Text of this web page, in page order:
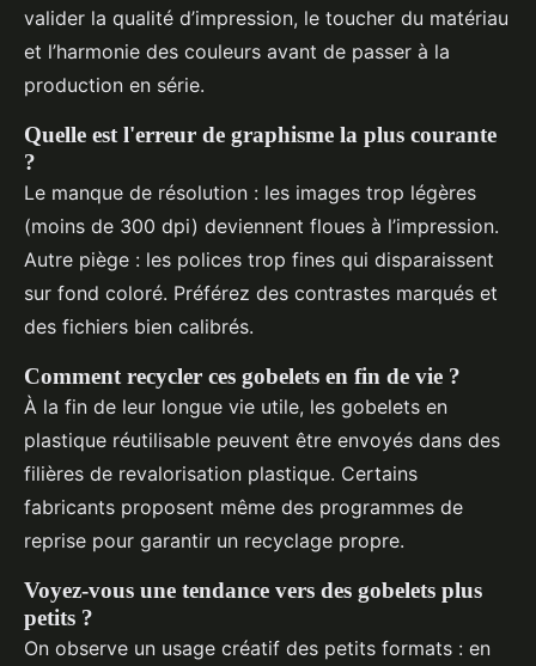
valider la qualité d’impression, le toucher du matériau
et l’harmonie des couleurs avant de passer à la
production en série.
Quelle est l'erreur de graphisme la plus courante
?
Le manque de résolution : les images trop légères
(moins de 300 dpi) deviennent floues à l’impression.
Autre piège : les polices trop fines qui disparaissent
sur fond coloré. Préférez des contrastes marqués et
des fichiers bien calibrés.
Comment recycler ces gobelets en fin de vie ?
À la fin de leur longue vie utile, les gobelets en
plastique réutilisable peuvent être envoyés dans des
filières de revalorisation plastique. Certains
fabricants proposent même des programmes de
reprise pour garantir un recyclage propre.
Voyez-vous une tendance vers des gobelets plus
petits ?
On observe un usage créatif des petits formats : en